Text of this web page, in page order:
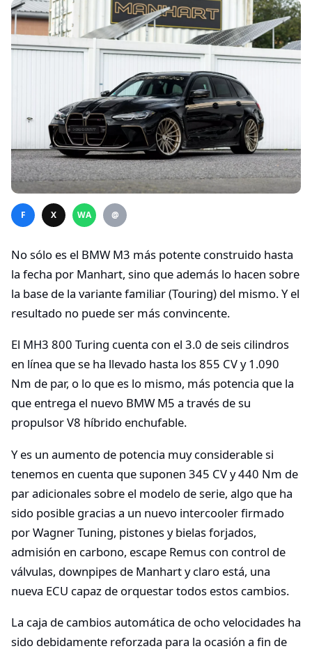
F X WA @
No sólo es el BMW M3 más potente construido hasta
la fecha por Manhart, sino que además lo hacen sobre
la base de la variante familiar (Touring) del mismo. Y el
resultado no puede ser más convincente.
El MH3 800 Turing cuenta con el 3.0 de seis cilindros
en línea que se ha llevado hasta los 855 CV y 1.090
Nm de par, o lo que es lo mismo, más potencia que la
que entrega el nuevo BMW M5 a través de su
propulsor V8 híbrido enchufable.
Y es un aumento de potencia muy considerable si
tenemos en cuenta que suponen 345 CV y 440 Nm de
par adicionales sobre el modelo de serie, algo que ha
sido posible gracias a un nuevo intercooler firmado
por Wagner Tuning, pistones y bielas forjados,
admisión en carbono, escape Remus con control de
válvulas, downpipes de Manhart y claro está, una
nueva ECU capaz de orquestar todos estos cambios.
La caja de cambios automática de ocho velocidades ha
sido debidamente reforzada para la ocasión a fin de